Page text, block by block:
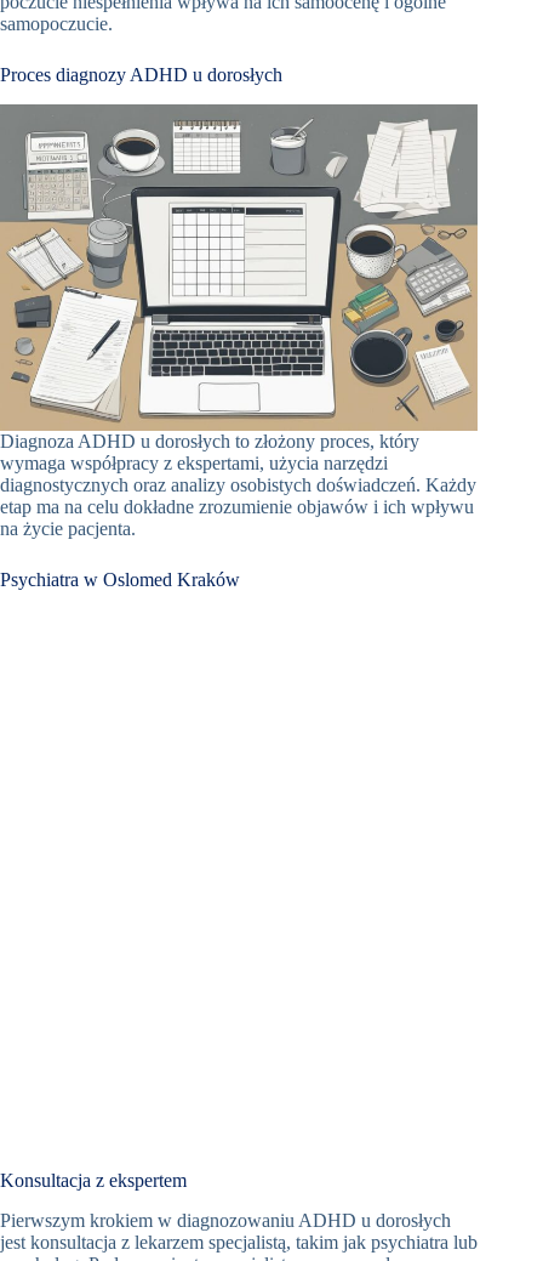
samopoczucie.
Proces diagnozy ADHD u dorosłych
Diagnoza ADHD u dorosłych to złożony proces, który
wymaga współpracy z ekspertami, użycia narzędzi
diagnostycznych oraz analizy osobistych doświadczeń. Każdy
etap ma na celu dokładne zrozumienie objawów i ich wpływu
na życie pacjenta.
Psychiatra w Oslomed Kraków
Konsultacja z ekspertem
Pierwszym krokiem w diagnozowaniu ADHD u dorosłych
jest konsultacja z lekarzem specjalistą, takim jak psychiatra lub